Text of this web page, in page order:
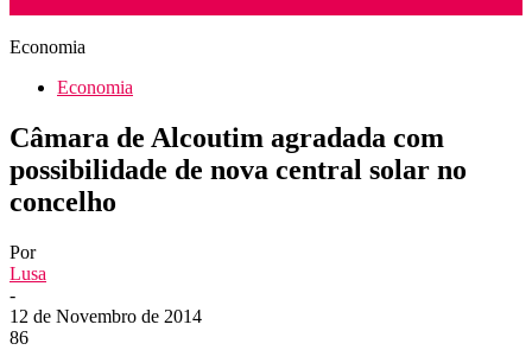
Economia
Economia
Câmara de Alcoutim agradada com
possibilidade de nova central solar no
concelho
Por
Lusa
-
12 de Novembro de 2014
86